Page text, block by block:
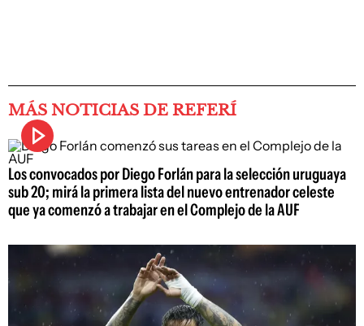
MÁS NOTICIAS DE REFERÍ
Los convocados por Diego Forlán para la selección uruguaya
sub 20; mirá la primera lista del nuevo entrenador celeste
que ya comenzó a trabajar en el Complejo de la AUF